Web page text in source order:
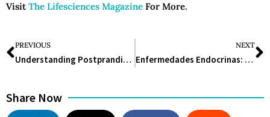
Visit The Lifesciences Magazine For More.
PREVIOUS
Understanding Postprandial Blood Sugar: A Comprehensive Guide
NEXT
Enfermedades Endocrinas: Una Guía Completa
Share Now